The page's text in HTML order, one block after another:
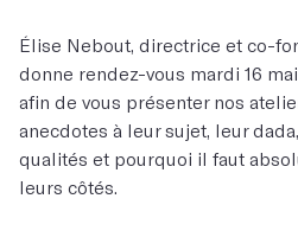
Élise Nebout, directrice et co-
donne rendez-vous mardi 16
afin de vous présenter nos
anecdotes à leur sujet, leur
qualités et pourquoi il faut
leurs côtés.